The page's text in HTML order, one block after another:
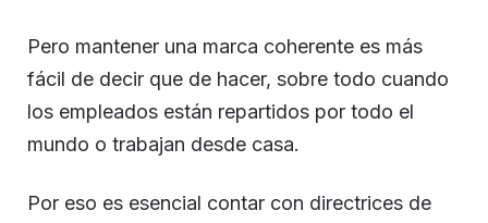
Pero mantener una marca coherente es más
fácil de decir que de hacer, sobre todo cuando
los empleados están repartidos por todo el
mundo o trabajan desde casa.
Por eso es esencial contar con directrices de